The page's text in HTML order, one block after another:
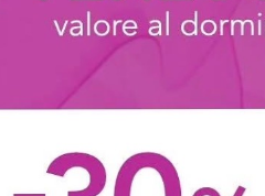
Sinua Complanare